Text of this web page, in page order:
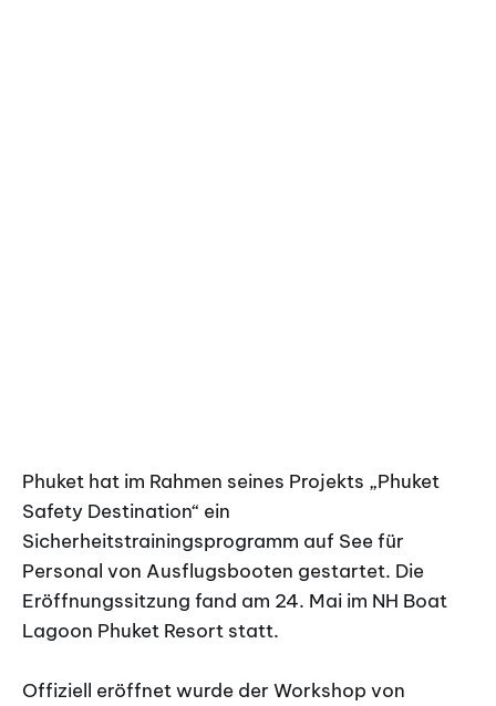
Phuket hat im Rahmen seines Projekts „Phuket
Safety Destination“ ein
Sicherheitstrainingsprogramm auf See für
Personal von Ausflugsbooten gestartet. Die
Eröffnungssitzung fand am 24. Mai im NH Boat
Lagoon Phuket Resort statt.
Offiziell eröffnet wurde der Workshop von